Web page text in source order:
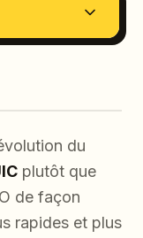
du
plutôt que
de façon
rapides et plus